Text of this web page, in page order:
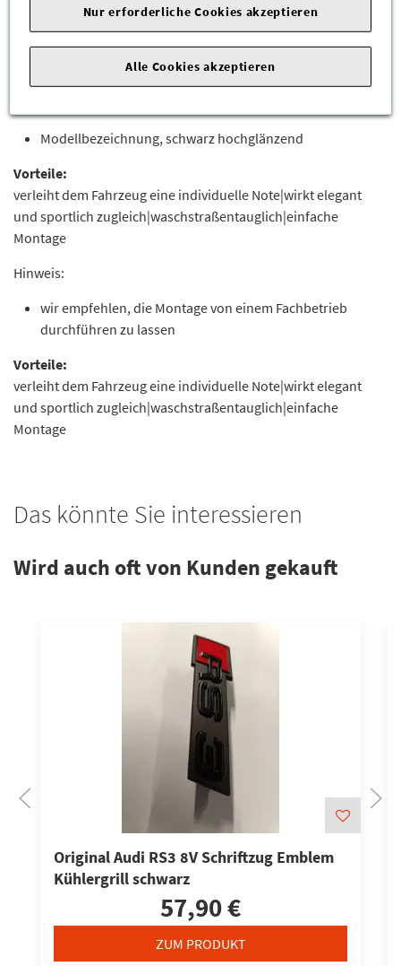
Durch den schwarz hochglänzenden Modellschriftzug
Fahrzeugfront mit individueller Ausstrahlung.
Modellbezeichnung, schwarz hochglänzend
Vorteile:
verleiht dem Fahrzeug eine individuelle Note|wirkt elegant
und sportlich zugleich|waschstraßentauglich|einfache
Montage
Hinweis:
wir empfehlen, die Montage von einem Fachbetrieb
durchführen zu lassen
Vorteile:
verleiht dem Fahrzeug eine individuelle Note|wirkt elegant
und sportlich zugleich|waschstraßentauglich|einfache
Montage
Das könnte Sie interessieren
Wird auch oft von Kunden gekauft
Original Audi RS3 8V Schriftzug Emblem
Kühlergrill schwarz
57,90 €
ZUM PRODUKT
Nur erforderliche Cookies akzeptieren
Alle Cookies akzeptieren